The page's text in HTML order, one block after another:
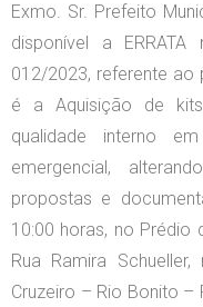
Exmo. Sr. Prefeito
disponível a
012/2023, referente ao
é a Aquisição de
qualidade interno
emergencial,
propostas e
10:00 horas, no Prédio
Rua Ramira
Cruzeiro – Rio Bonito